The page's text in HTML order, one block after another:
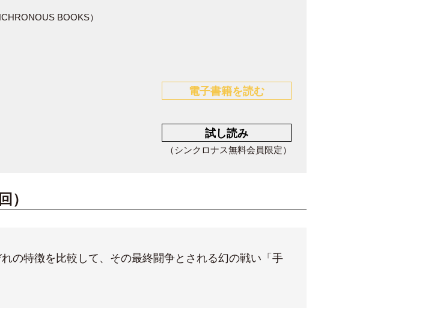
BOOKS）
電子書籍を読む
試し読み
（シンクロナス無料会員限定）
）
の特徴を比較して、その最終闘争とされる幻の戦い「手